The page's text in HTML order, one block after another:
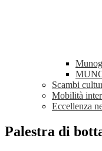
Scambi
Mobilità
Eccellenza
Palestra di